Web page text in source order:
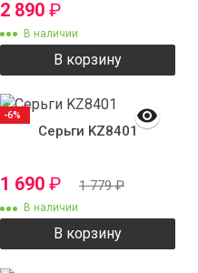
2 890 ₽
В наличии
В корзину
Серьги KZ8401
1 690 ₽ 1 779₽
В наличии
В корзину
-6%